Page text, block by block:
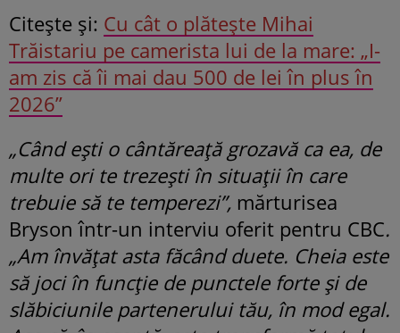
Citeşte şi: Cu cât o plătește Mihai
Trăistariu pe camerista lui de la mare: „I-
am zis că îi mai dau 500 de lei în plus în
2026”
„Când ești o cântăreață grozavă ca ea, de
multe ori te trezești în situații în care
trebuie să te temperezi”, mărturisea
Bryson într-un interviu oferit pentru CBC.
„Am învățat asta făcând duete. Cheia este
să joci în funcție de punctele forte și de
slăbiciunile partenerului tău, în mod egal.